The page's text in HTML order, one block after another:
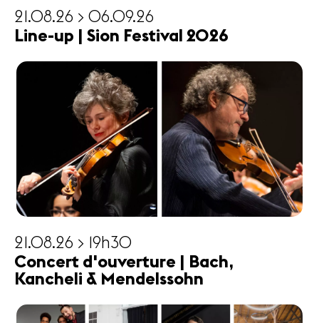
21.08.26 > 06.09.26
Line-up | Sion Festival 2026
21.08.26 > 19h30
Concert d'ouverture | Bach,
Kancheli & Mendelssohn